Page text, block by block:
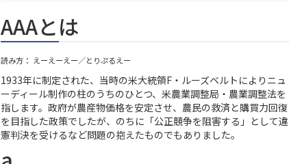
AAAとは
読み方： えーえーえー／とりぷるえー
1933年に制定された、当時の米大統領F・ルーズベルトによりニュ
ーディール制作の柱のうちのひとつ、米農業調整局・農業調整法を
指します。政府が農産物価格を安定させ、農民の救済と購買力回復
を目指した政策でしたが、のちに「公正競争を阻害する」として違
憲判決を受けるなど問題の抱えたものでもありました。